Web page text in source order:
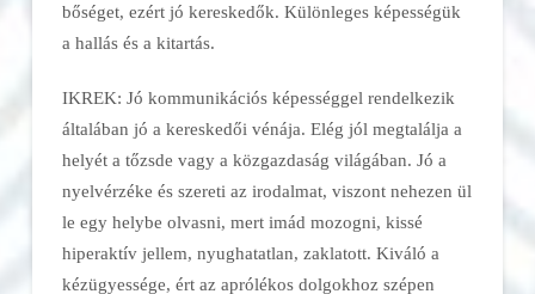
bőséget, ezért jó kereskedők. Különleges képességük
a hallás és a kitartás.
IKREK: Jó kommunikációs képességgel rendelkezik
általában jó a kereskedői vénája. Elég jól megtalálja a
helyét a tőzsde vagy a közgazdaság világában. Jó a
nyelvérzéke és szereti az irodalmat, viszont nehezen ül
le egy helybe olvasni, mert imád mozogni, kissé
hiperaktív jellem, nyughatatlan, zaklatott. Kiváló a
kézügyessége, ért az aprólékos dolgokhoz szépen